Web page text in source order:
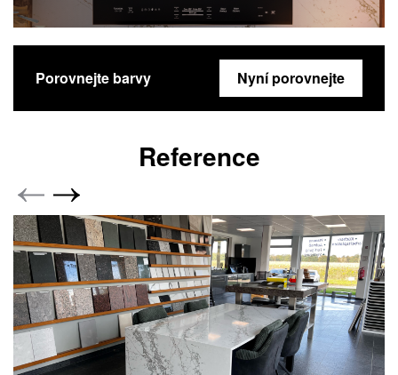
Porovnejte barvy Nyní porovnejte
Reference